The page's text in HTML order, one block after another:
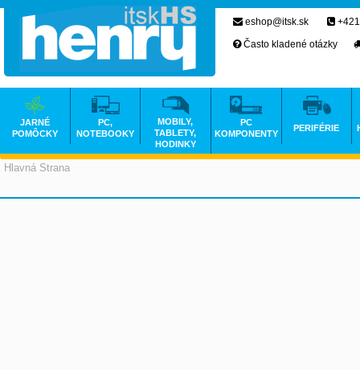
Hlavná Strana
eshop@itsk.sk
Často kladené otázky
JARNÉ
POMÔCKY
PC,
NOTEBOOKY
MOBILY,
TABLETY,
HODINKY
PC
KOMPONENTY
PERIFÉRIE